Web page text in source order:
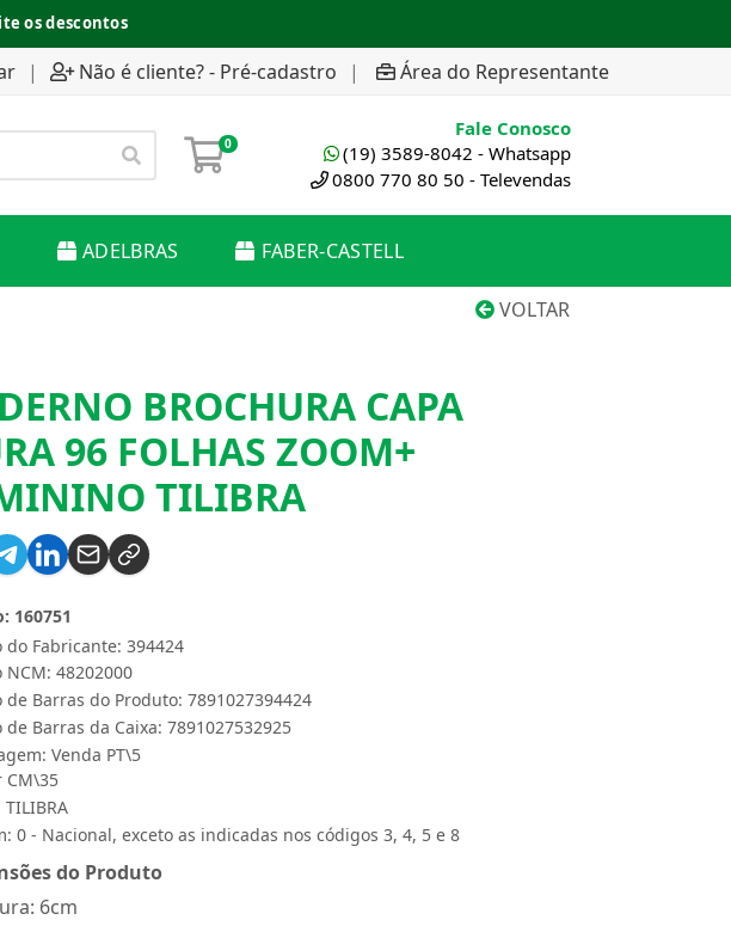
os descontos
| Não é cliente? - Pré-cadastro | Área do Representante
0
Fale Conosco
(19) 3589-8042 - Whatsapp
0800 770 80 50 - Televendas
ADELBRAS FABER-CASTELL
VOLTAR
BROCHURA CAPA
96 FOLHAS ZOOM+
TILIBRA
do Fabricante: 394424
160751
NCM: 48202000
de Barras do Produto: 7891027394424
de Barras da Caixa: 7891027532925
Venda PT\5
CM\35
TILIBRA
0 - Nacional, exceto as indicadas nos códigos 3, 4, 5 e 8
do Produto
6cm